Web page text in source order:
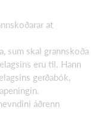
at
sum skal grannskoða
eru til. Hann
gerðabók,
áðrenn